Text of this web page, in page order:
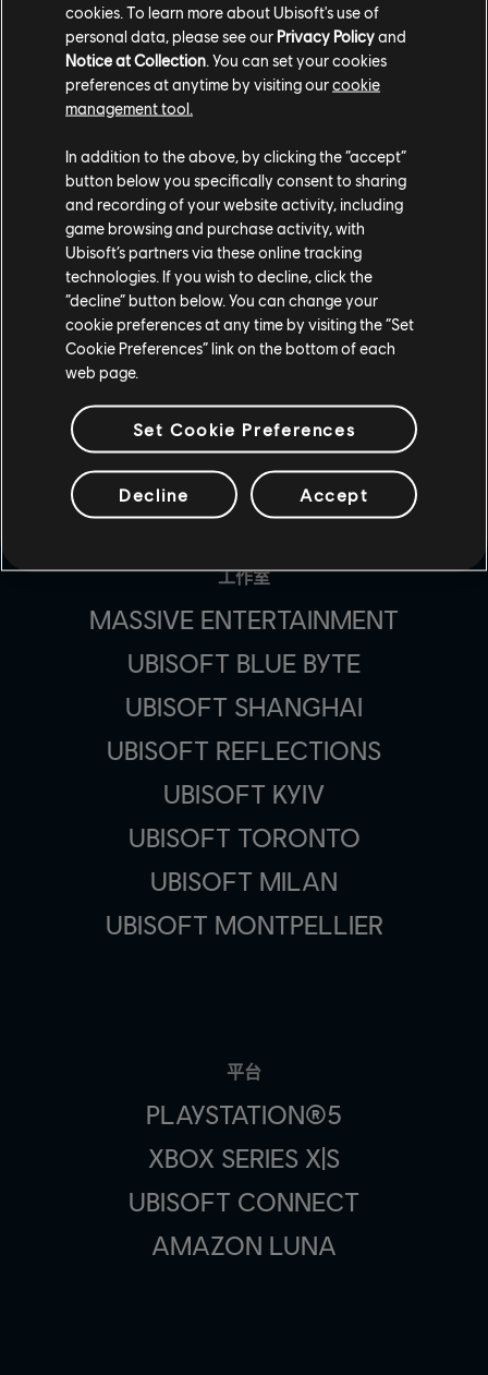
分享
工作室
MASSIVE ENTERTAINMENT
UBISOFT BLUE BYTE
UBISOFT SHANGHAI
UBISOFT REFLECTIONS
UBISOFT KYIV
UBISOFT TORONTO
UBISOFT MILAN
UBISOFT MONTPELLIER
平台
PLAYSTATION®5
XBOX SERIES X|S
UBISOFT CONNECT
AMAZON LUNA
cookies. To learn more about Ubisoft's use of
personal data, please see our Privacy Policyand
Notice at Collection. You can set your cookies
preferences at anytime by visiting ourcookie
management tool.
In addition to the above, by clicking the “accept”
button below you specifically consent to sharing
and recording of your website activity, including
game browsing and purchase activity, with
Ubisoft’s partners via these online tracking
technologies. If you wish to decline, click the
“decline” button below. You can change your
cookie preferences at any time by visiting the “Set
Cookie Preferences” link on the bottom of each
web page.
Set Cookie Preferences
Decline Accept